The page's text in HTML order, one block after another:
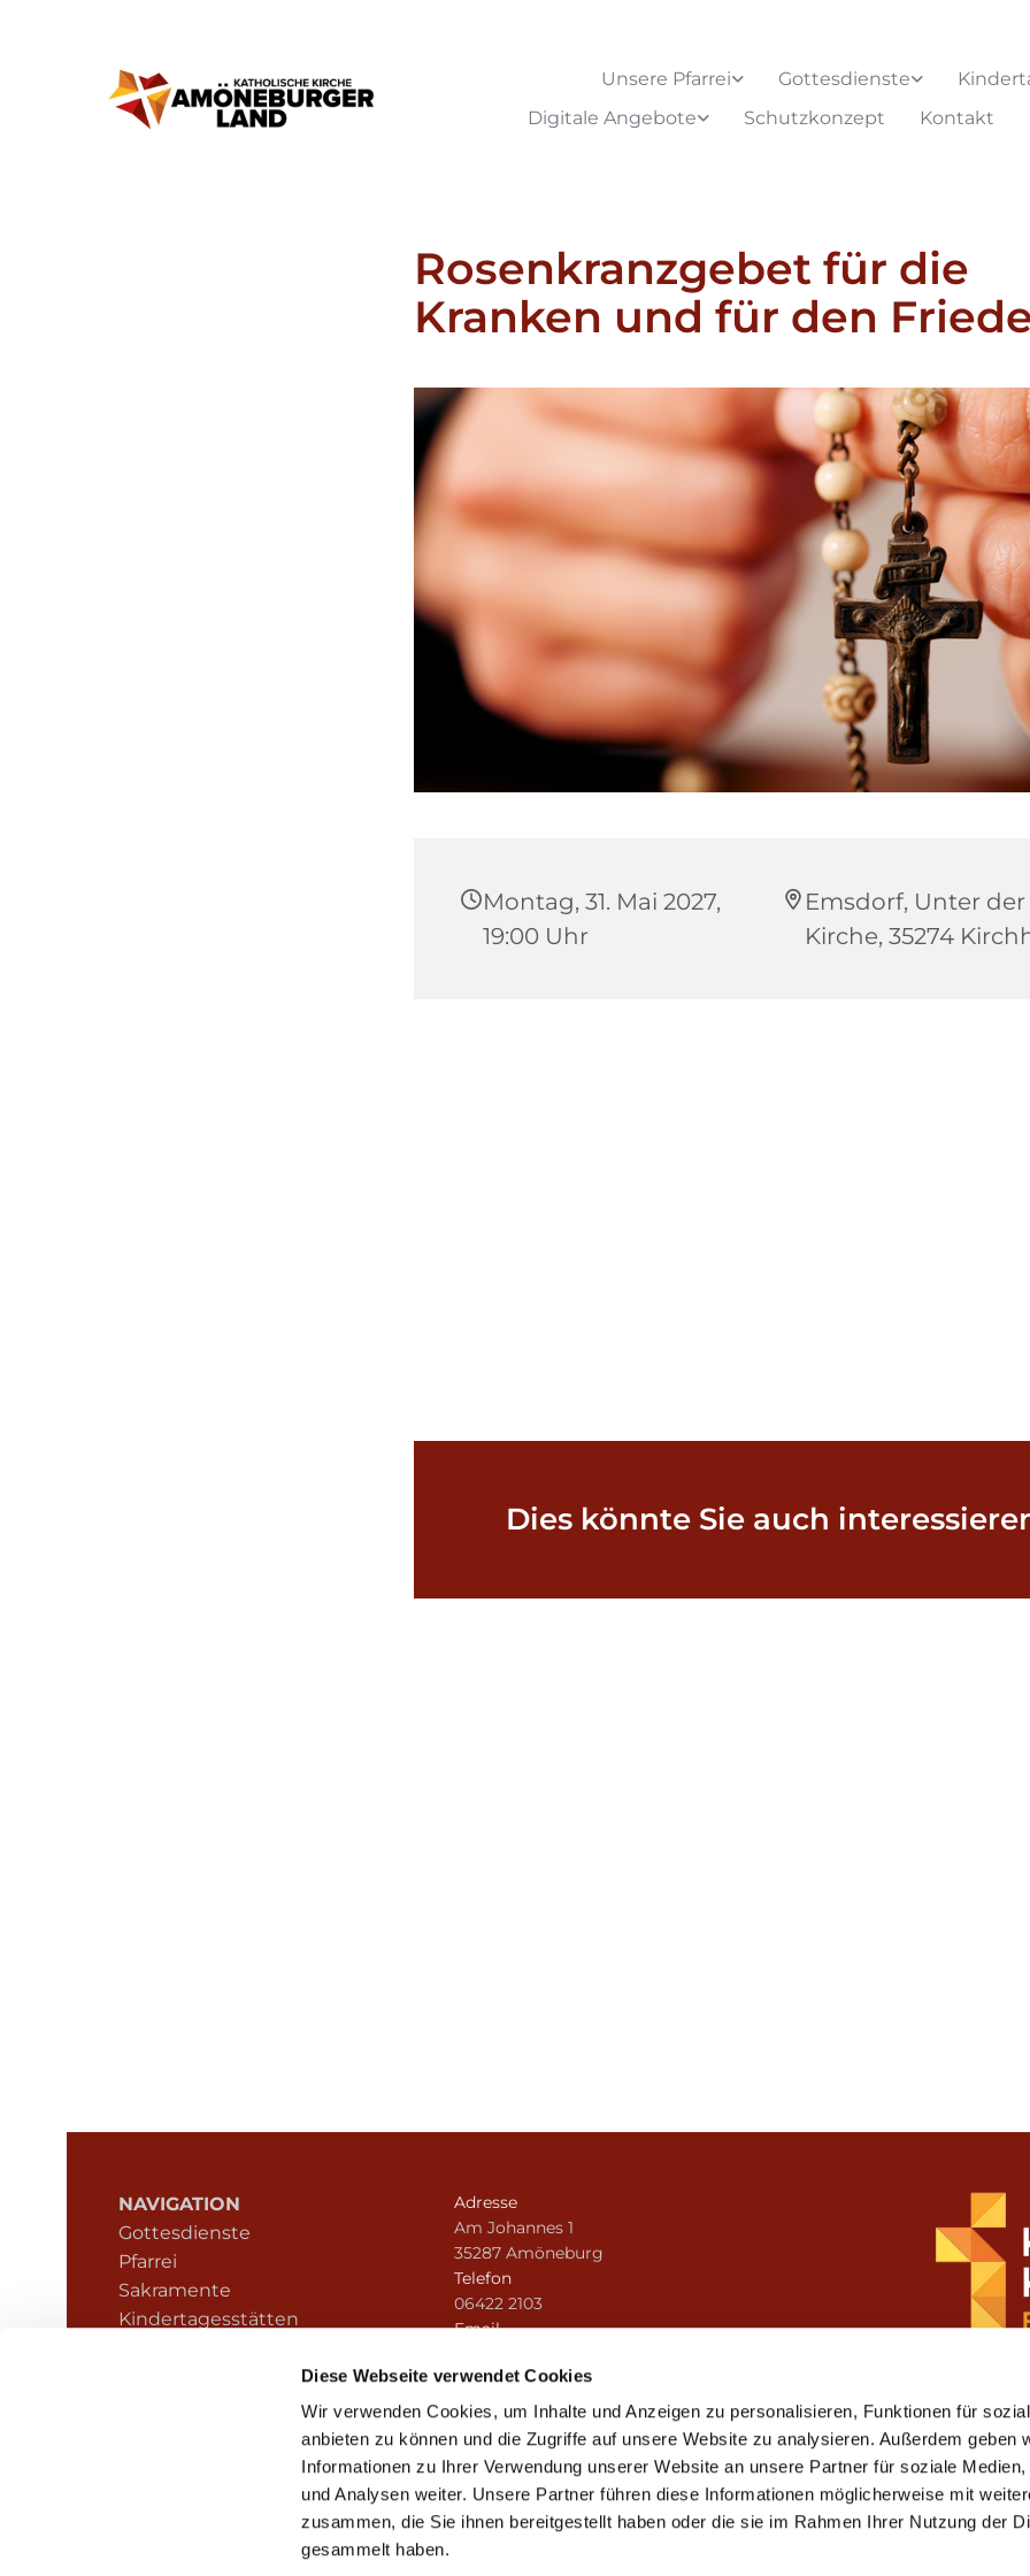
Diese Webseite verwendet Cookies
Wir verwenden Cookies, um Inhalte und Anzeigen zu personalisieren, Funktionen für
anbieten zu können und die Zugriffe auf unsere Website zu analysieren. Außerdem geben
Informationen zu Ihrer Verwendung unserer Website an unsere Partner für soziale Medien,
und Analysen weiter. Unsere Partner führen diese Informationen möglicherweise mit
zusammen, die Sie ihnen bereitgestellt haben oder die sie im Rahmen Ihrer Nutzung der
gesammelt haben.
Unsere Pfarrei Gottesdienste
Digitale Angebote
Schutzkonzept Kontakt
Rosenkranzgebet für die
Kranken und für den
Montag, 31. Mai 2027,
19:00 Uhr
Emsdorf, Unter der
Kirche, 35274
Dies könnte Sie auch
NAVIGATION
Gottesdienste
Pfarrei
Sakramente
Kindertagesstätten
Hinweisgeberschutz
Adresse
Am Johannes 1
35287 Amöneburg
Telefon
06422 2103
Email
Impressum Datenschutzerklärung ChurchDesk-